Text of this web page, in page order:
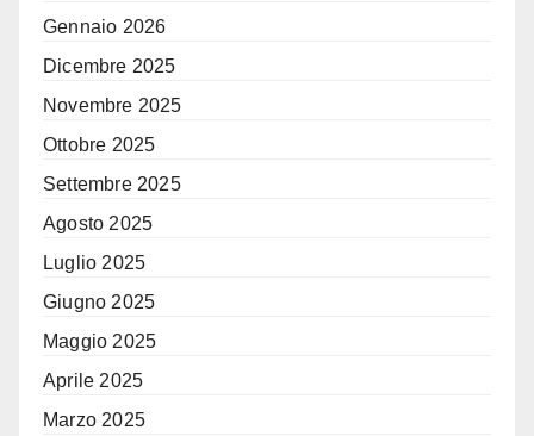
Gennaio 2026
Dicembre 2025
Novembre 2025
Ottobre 2025
Settembre 2025
Agosto 2025
Luglio 2025
Giugno 2025
Maggio 2025
Aprile 2025
Marzo 2025